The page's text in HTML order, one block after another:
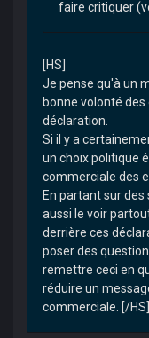
faire critiquer
[HS]
Je pense qu'à un
bonne volonté
déclaration.
Si il y a
un choix politique
commerciale des
En partant sur
aussi le voir
derrière ces
poser des
remettre ceci en
réduire un
commerciale. [/HS]